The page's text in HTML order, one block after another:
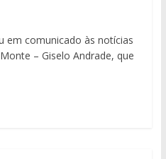
em comunicado às notícias
– Giselo Andrade, que